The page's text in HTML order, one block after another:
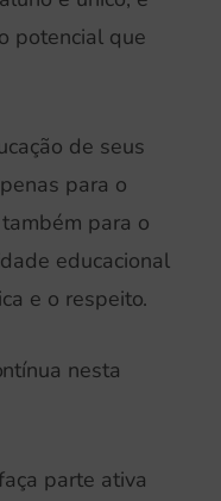
potencial que
de seus
para o
para o
educacional
e o respeito.
nesta
parte ativa